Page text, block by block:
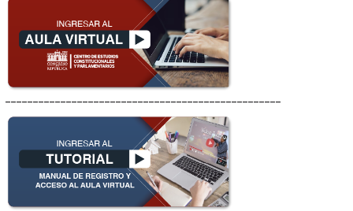
__________________________________________________